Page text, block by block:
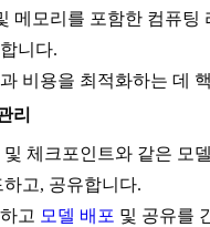
메모리를 포함한 컴퓨팅
니다.
비용을 최적화하는 데
리
체크포인트와 같은 모
하고, 공유합니다.
고 모델 배포 및 공유를